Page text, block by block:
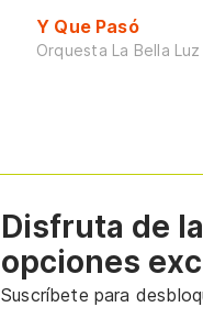
Y Que Pasó
Orquesta La Bella Luz
Disfruta de
opciones
Suscríbete para